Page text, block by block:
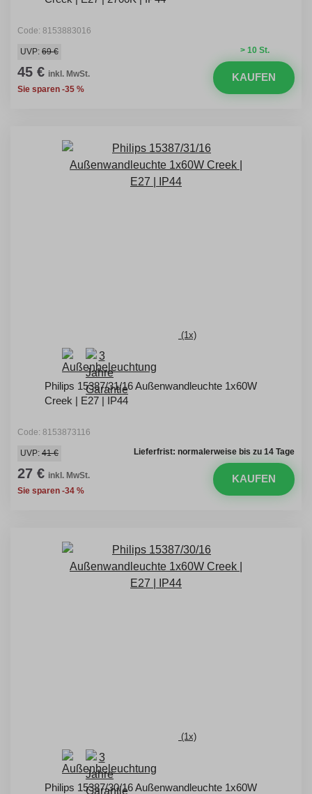
Code: 8153883016
> 10 St.
UVP: 69 €
45 € inkl. MwSt.
Sie sparen -35 %
KAUFEN
(1x)
Philips 15387/31/16 Außenwandleuchte 1x60W
Creek | E27 | IP44
Code: 8153873116
Lieferfrist: normalerweise bis zu 14 Tage
UVP: 41 €
27 € inkl. MwSt.
Sie sparen -34 %
KAUFEN
(1x)
Philips 15387/30/16 Außenwandleuchte 1x60W